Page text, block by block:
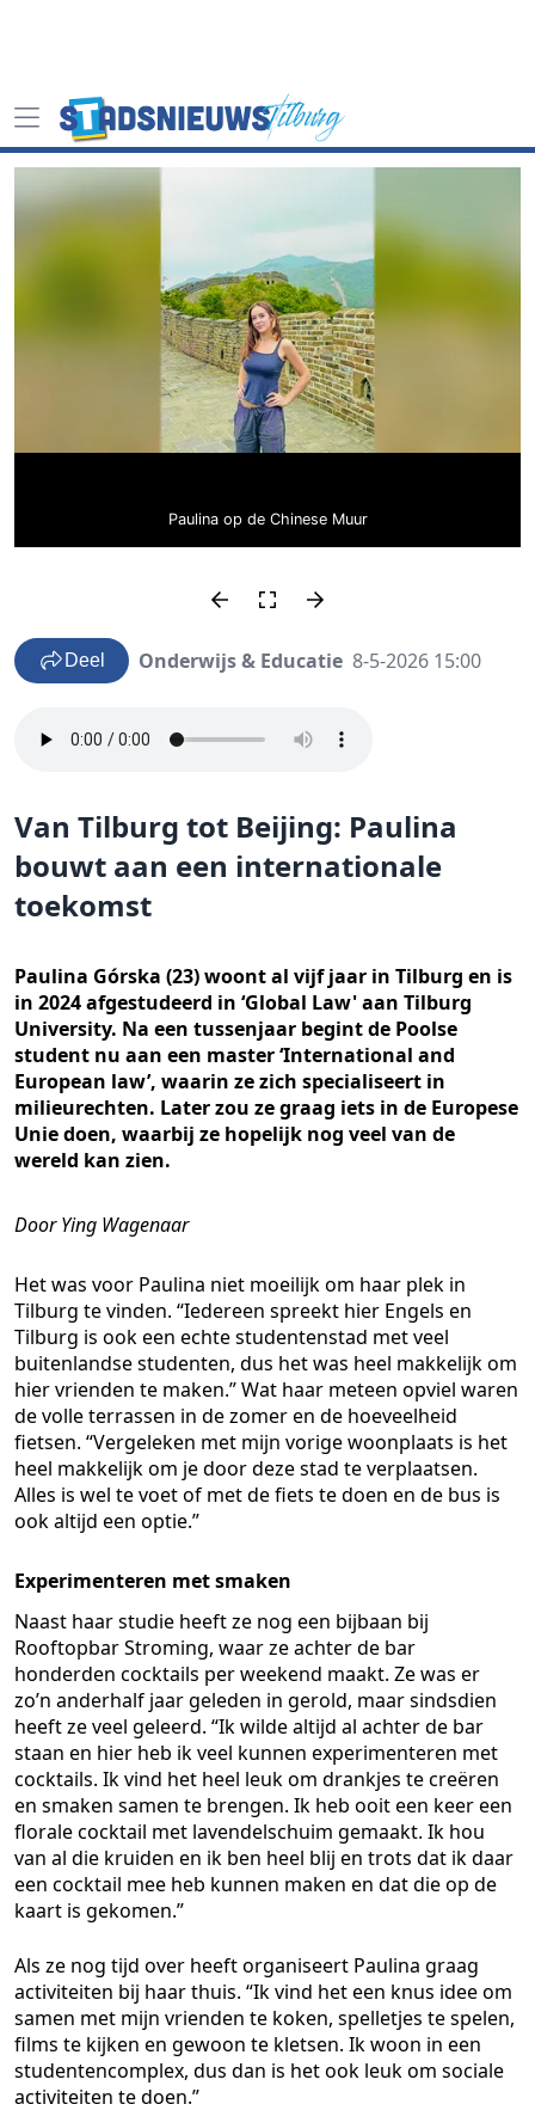
Paulina op de Chinese Muur
Deel Onderwijs & Educatie 8-5-2026 15:00
Van Tilburg tot Beijing: Paulina
bouwt aan een internationale
toekomst
Paulina Górska (23) woont al vijf jaar in Tilburg en is
in 2024 afgestudeerd in ‘Global Law' aan Tilburg
University. Na een tussenjaar begint de Poolse
student nu aan een master ‘International and
European law’, waarin ze zich specialiseert in
milieurechten. Later zou ze graag iets in de Europese
Unie doen, waarbij ze hopelijk nog veel van de
wereld kan zien.
Door Ying Wagenaar
Het was voor Paulina niet moeilijk om haar plek in
Tilburg te vinden. “Iedereen spreekt hier Engels en
Tilburg is ook een echte studentenstad met veel
buitenlandse studenten, dus het was heel makkelijk om
hier vrienden te maken.” Wat haar meteen opviel waren
de volle terrassen in de zomer en de hoeveelheid
fietsen. “Vergeleken met mijn vorige woonplaats is het
heel makkelijk om je door deze stad te verplaatsen.
Alles is wel te voet of met de fiets te doen en de bus is
ook altijd een optie.”
Experimenteren met smaken
Naast haar studie heeft ze nog een bijbaan bij
Rooftopbar Stroming, waar ze achter de bar
honderden cocktails per weekend maakt. Ze was er
zo’n anderhalf jaar geleden in gerold, maar sindsdien
heeft ze veel geleerd. “Ik wilde altijd al achter de bar
staan en hier heb ik veel kunnen experimenteren met
cocktails. Ik vind het heel leuk om drankjes te creëren
en smaken samen te brengen. Ik heb ooit een keer een
florale cocktail met lavendelschuim gemaakt. Ik hou
van al die kruiden en ik ben heel blij en trots dat ik daar
een cocktail mee heb kunnen maken en dat die op de
kaart is gekomen.”
Als ze nog tijd over heeft organiseert Paulina graag
activiteiten bij haar thuis. “Ik vind het een knus idee om
samen met mijn vrienden te koken, spelletjes te spelen,
films te kijken en gewoon te kletsen. Ik woon in een
studentencomplex, dus dan is het ook leuk om sociale
activiteiten te doen.”